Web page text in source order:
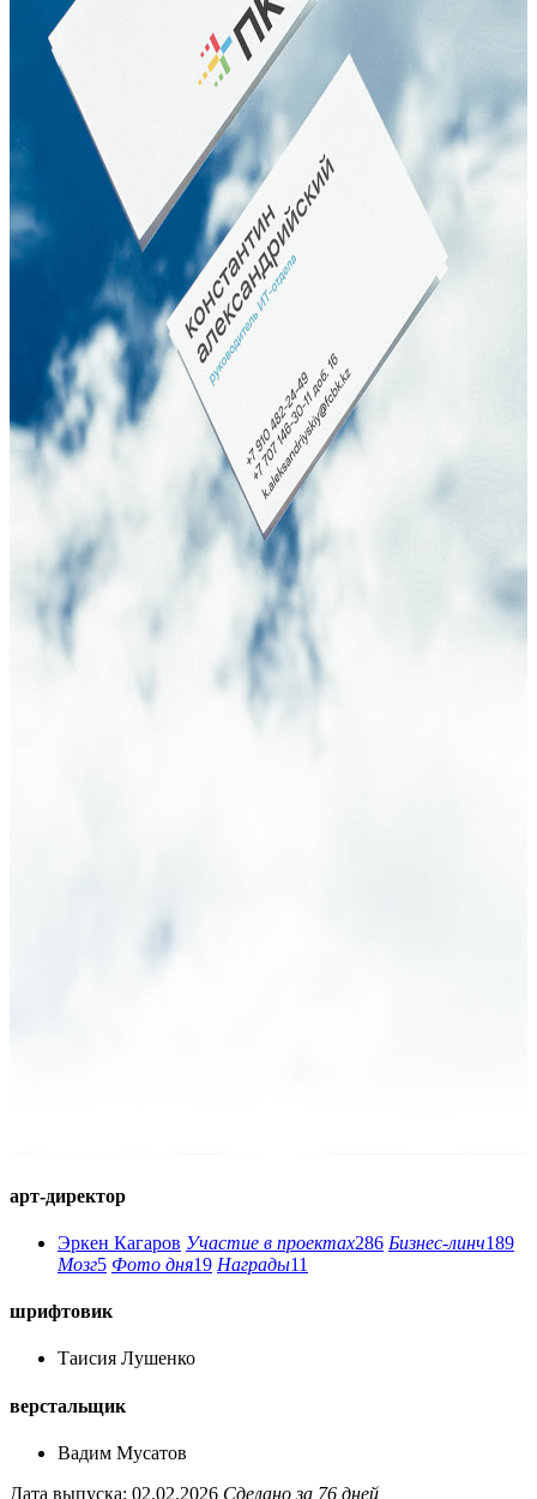
арт-директор
Эркен Кагаров Участие в проектах286 Бизнес-линч189
Мозг5 Фото дня19 Награды11
шрифтовик
Таисия Лушенко
верстальщик
Вадим Мусатов
Дата выпуска: 02.02.2026 Сделано за 76 дней